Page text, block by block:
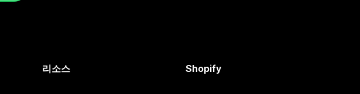
리소스 Shopify